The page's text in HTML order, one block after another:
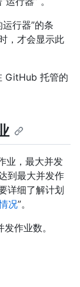
行器”的条
，才会显示此
GitHub 托管的
业，最大并发
到最大并发作
详细了解计划
况”。
作业数。